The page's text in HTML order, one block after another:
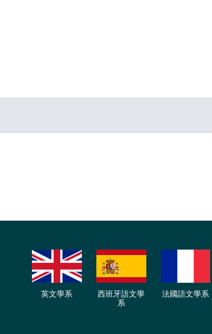
英文學系
西班牙語文學
系
法國語文學系